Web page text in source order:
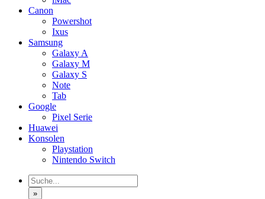
Canon
Powershot
Ixus
Samsung
Galaxy A
Galaxy M
Galaxy S
Note
Tab
Google
Pixel Serie
Huawei
Konsolen
Playstation
Nintendo Switch
»